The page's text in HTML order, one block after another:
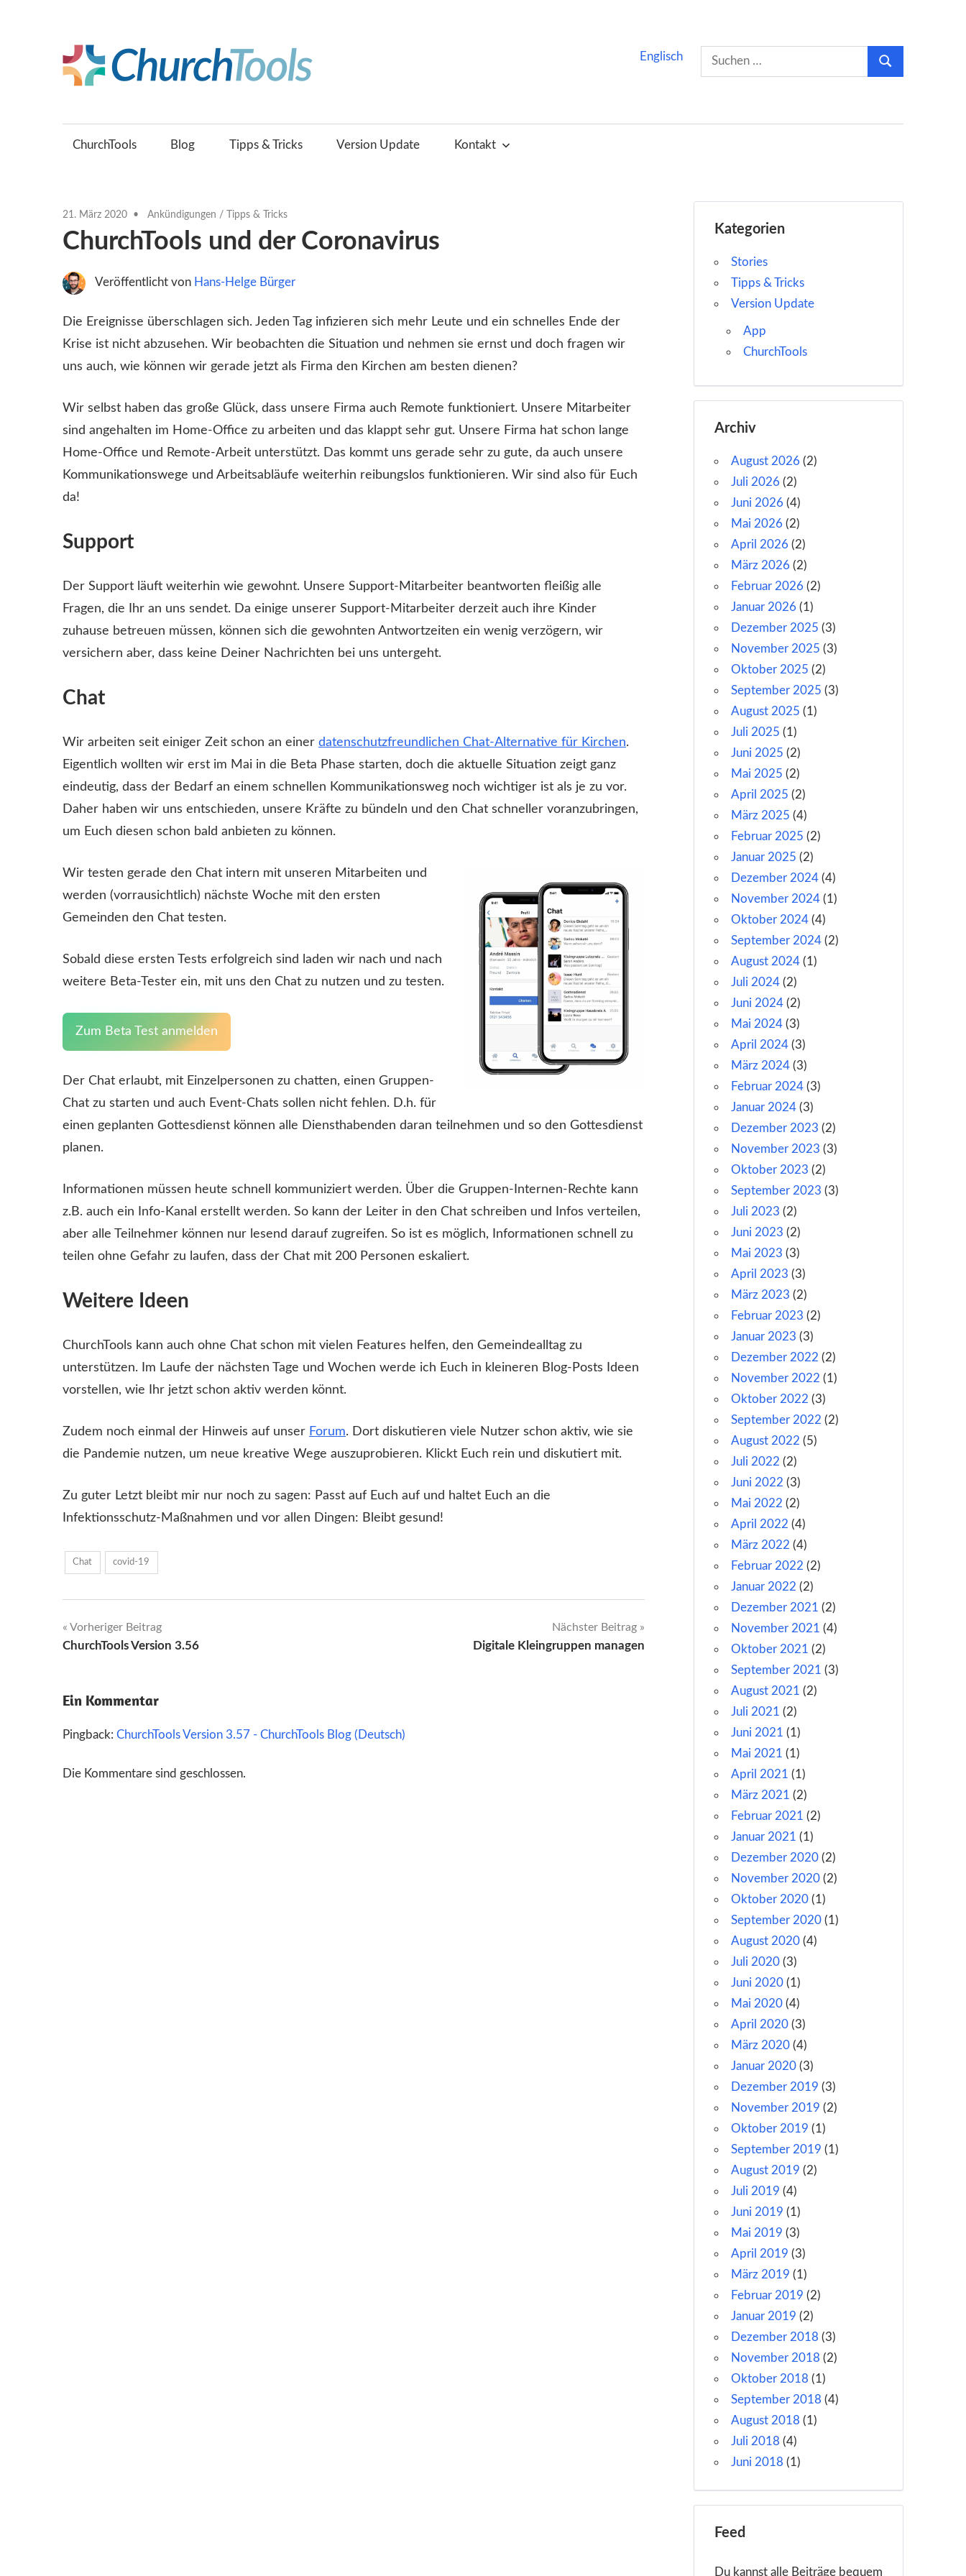
springen
(Deutsch)
Suchen
nach:
Suchen
Englisch
ChurchTools Blog Tipps & Tricks Version Update Kontakt
21. März 2020 Ankündigungen / Tipps & Tricks
ChurchTools und der Coronavirus
Veröffentlicht von Hans-Helge Bürger
Die Ereignisse überschlagen sich. Jeden Tag infizieren sich mehr Leute und ein schnelles Ende der
Krise ist nicht abzusehen. Wir beobachten die Situation und nehmen sie ernst und doch fragen wir
uns auch, wie können wir gerade jetzt als Firma den Kirchen am besten dienen?
Wir selbst haben das große Glück, dass unsere Firma auch Remote funktioniert. Unsere Mitarbeiter
sind angehalten im Home-Office zu arbeiten und das klappt sehr gut. Unsere Firma hat schon lange
Home-Office und Remote-Arbeit unterstützt. Das kommt uns gerade sehr zu gute, da auch unsere
Kommunikationswege und Arbeitsabläufe weiterhin reibungslos funktionieren. Wir sind also für Euch
da!
Support
Der Support läuft weiterhin wie gewohnt. Unsere Support-Mitarbeiter beantworten fleißig alle
Fragen, die Ihr an uns sendet. Da einige unserer Support-Mitarbeiter derzeit auch ihre Kinder
zuhause betreuen müssen, können sich die gewohnten Antwortzeiten ein wenig verzögern, wir
versichern aber, dass keine Deiner Nachrichten bei uns untergeht.
Chat
Wir arbeiten seit einiger Zeit schon an einer datenschutzfreundlichen Chat-Alternative für Kirchen.
Eigentlich wollten wir erst im Mai in die Beta Phase starten, doch die aktuelle Situation zeigt ganz
eindeutig, dass der Bedarf an einem schnellen Kommunikationsweg noch wichtiger ist als je zu vor.
Daher haben wir uns entschieden, unsere Kräfte zu bündeln und den Chat schneller voranzubringen,
um Euch diesen schon bald anbieten zu können.
Wir testen gerade den Chat intern mit unseren Mitarbeiten und
werden (vorrausichtlich) nächste Woche mit den ersten
Gemeinden den Chat testen.
Sobald diese ersten Tests erfolgreich sind laden wir nach und nach
weitere Beta-Tester ein, mit uns den Chat zu nutzen und zu testen.
Zum Beta Test anmelden
Der Chat erlaubt, mit Einzelpersonen zu chatten, einen Gruppen-
Chat zu starten und auch Event-Chats sollen nicht fehlen. D.h. für
einen geplanten Gottesdienst können alle Diensthabenden daran teilnehmen und so den Gottesdienst
planen.
Informationen müssen heute schnell kommuniziert werden. Über die Gruppen-Internen-Rechte kann
z.B. auch ein Info-Kanal erstellt werden. So kann der Leiter in den Chat schreiben und Infos verteilen,
aber alle Teilnehmer können nur lesend darauf zugreifen. So ist es möglich, Informationen schnell zu
teilen ohne Gefahr zu laufen, dass der Chat mit 200 Personen eskaliert.
Weitere Ideen
ChurchTools kann auch ohne Chat schon mit vielen Features helfen, den Gemeindealltag zu
unterstützen. Im Laufe der nächsten Tage und Wochen werde ich Euch in kleineren Blog-Posts Ideen
vorstellen, wie Ihr jetzt schon aktiv werden könnt.
Zudem noch einmal der Hinweis auf unser Forum. Dort diskutieren viele Nutzer schon aktiv, wie sie
die Pandemie nutzen, um neue kreative Wege auszuprobieren. Klickt Euch rein und diskutiert mit.
Zu guter Letzt bleibt mir nur noch zu sagen: Passt auf Euch auf und haltet Euch an die
Infektionsschutz-Maßnahmen und vor allen Dingen: Bleibt gesund!
Chat covid-19
Beitragsnavigation
Vorheriger Beitrag
ChurchTools Version 3.56
Nächster Beitrag
Digitale Kleingruppen managen
Ein Kommentar
Pingback: ChurchTools Version 3.57 - ChurchTools Blog (Deutsch)
Die Kommentare sind geschlossen.
Kategorien
Stories
Tipps & Tricks
Version Update
App
ChurchTools
Archiv
August 2026 (2)
Juli 2026 (2)
Juni 2026 (4)
Mai 2026 (2)
April 2026 (2)
März 2026 (2)
Februar 2026 (2)
Januar 2026 (1)
Dezember 2025 (3)
November 2025 (3)
Oktober 2025 (2)
September 2025 (3)
August 2025 (1)
Juli 2025 (1)
Juni 2025 (2)
Mai 2025 (2)
April 2025 (2)
März 2025 (4)
Februar 2025 (2)
Januar 2025 (2)
Dezember 2024(4)
November 2024(1)
Oktober 2024(4)
September 2024(2)
August 2024(1)
Juli 2024(2)
Juni 2024(2)
Mai 2024(3)
April 2024(3)
März 2024(3)
Februar 2024(3)
Januar 2024(3)
Dezember 2023 (2)
November 2023 (3)
Oktober 2023 (2)
September 2023 (3)
Juli 2023 (2)
Juni 2023 (2)
Mai 2023 (3)
April 2023 (3)
März 2023 (2)
Februar 2023 (2)
Januar 2023 (3)
Dezember 2022 (2)
November 2022 (1)
Oktober 2022 (3)
September 2022 (2)
August 2022 (5)
Juli 2022 (2)
Juni 2022 (3)
Mai 2022 (2)
April 2022 (4)
März 2022 (4)
Februar 2022 (2)
Januar 2022 (2)
Dezember 2021 (2)
November 2021 (4)
Oktober 2021 (2)
September 2021 (3)
August 2021 (2)
Juli 2021 (2)
Juni 2021 (1)
Mai 2021 (1)
April 2021 (1)
März 2021 (2)
Februar 2021 (2)
Januar 2021 (1)
Dezember 2020(2)
November 2020(2)
Oktober 2020(1)
September 2020(1)
August 2020(4)
Juli 2020(3)
Juni 2020(1)
Mai 2020(4)
April 2020(3)
März 2020(4)
Januar 2020(3)
Dezember 2019 (3)
November 2019 (2)
Oktober 2019 (1)
September 2019 (1)
August 2019 (2)
Juli 2019 (4)
Juni 2019 (1)
Mai 2019 (3)
April 2019 (3)
März 2019 (1)
Februar 2019 (2)
Januar 2019 (2)
Dezember 2018 (3)
November 2018 (2)
Oktober 2018 (1)
September 2018 (4)
August 2018 (1)
Juli 2018 (4)
Juni 2018 (1)
Feed
Du kannst alle Beiträge bequem